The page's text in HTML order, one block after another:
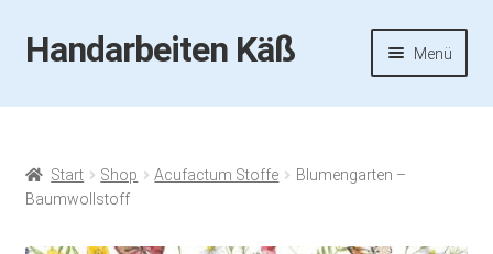
Zur
Navigation
Zum
Inhalt
Handarbeiten Käß Menü
Startseite
Aktuelles
Start Shop Acufactum Stoffe
Blumengarten –
Baumwollstoff